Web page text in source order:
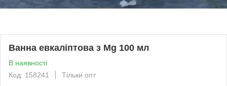
Ванна евкаліптова з Mg 100 мл
В наявності
Код: 158241
Тільки опт